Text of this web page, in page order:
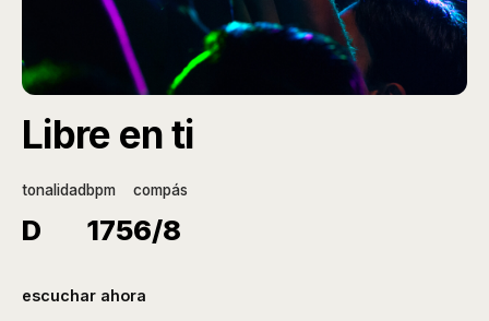
Libre en ti
tonalidad
D
bpm
175
compás
6/8
escuchar ahora